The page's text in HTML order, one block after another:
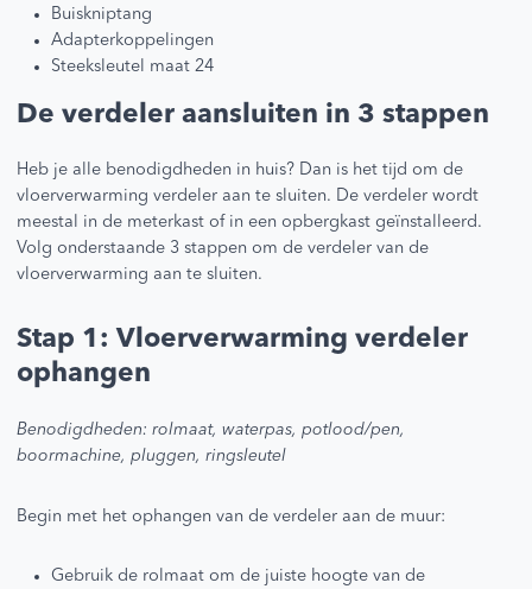
Buiskniptang
Adapterkoppelingen
Steeksleutel maat 24
De verdeler aansluiten in 3 stappen
Heb je alle benodigdheden in huis? Dan is het tijd om de
vloerverwarming verdeler aan te sluiten. De verdeler wordt
meestal in de meterkast of in een opbergkast geïnstalleerd.
Volg onderstaande 3 stappen om de verdeler van de
vloerverwarming aan te sluiten.
Stap 1: Vloerverwarming verdeler
ophangen
Benodigdheden: rolmaat, waterpas, potlood/pen,
boormachine, pluggen, ringsleutel
Begin met het ophangen van de verdeler aan de muur:
Gebruik de rolmaat om de juiste hoogte van de